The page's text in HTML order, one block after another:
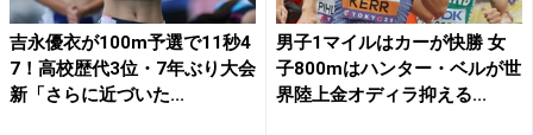
吉永優衣が100m予選で11秒4
7！高校歴代3位・7年ぶり大会
新「さらに近づいた...
男子1マイルはカーが快勝 女
子800mはハンター・ベルが世
界陸上金オディラ抑える...